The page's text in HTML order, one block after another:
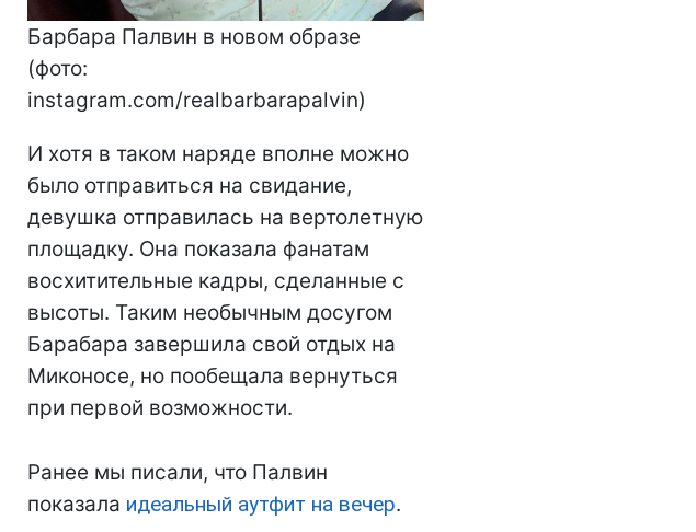
Барбара Палвин в новом образе
(фото:
instagram.com/realbarbarapalvin)
И хотя в таком наряде вполне можно
было отправиться на свидание,
девушка отправилась на вертолетную
площадку. Она показала фанатам
восхитительные кадры, сделанные с
высоты. Таким необычным досугом
Барабара завершила свой отдых на
Миконосе, но пообещала вернуться
при первой возможности.
Ранее мы писали, что Палвин
показала идеальный аутфит на вечер.